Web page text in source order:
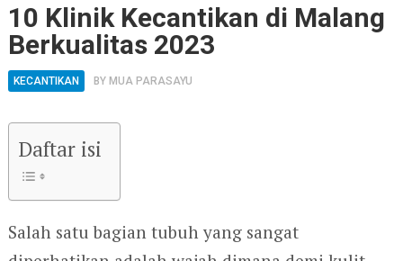
10 Klinik Kecantikan di Malang
Berkualitas 2023
KECANTIKAN BY MUA PARASAYU
Daftar isi
Salah satu bagian tubuh yang sangat